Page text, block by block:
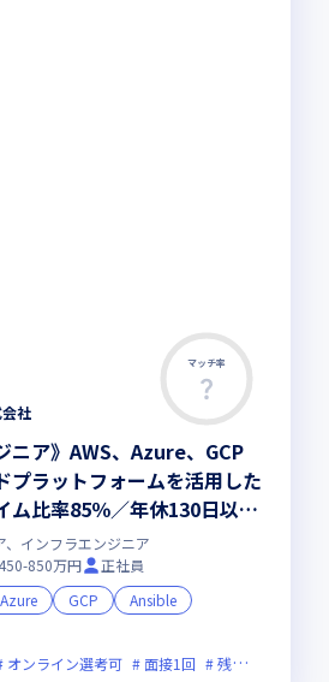
マッチ率
社
ニア》AWS、Azure、GCP
プラットフォームを活用した
ム比率85％／年休130日以上
住宅手当や年12万円のバー
、インフラエンジニア
450-850万円
正社員
GCP
Ansible
オンライン選考可 面接1回 残業月20時間未満